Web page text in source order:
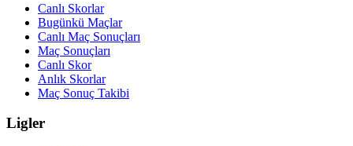
Canlı Skorlar
Bugünkü Maçlar
Canlı Maç Sonuçları
Maç Sonuçları
Canlı Skor
Anlık Skorlar
Maç Sonuç Takibi
Ligler